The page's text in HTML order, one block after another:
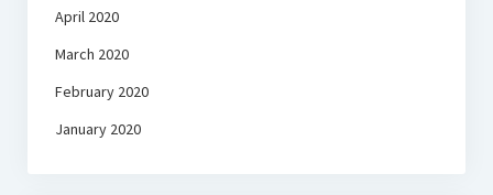
April 2020
March 2020
February 2020
January 2020